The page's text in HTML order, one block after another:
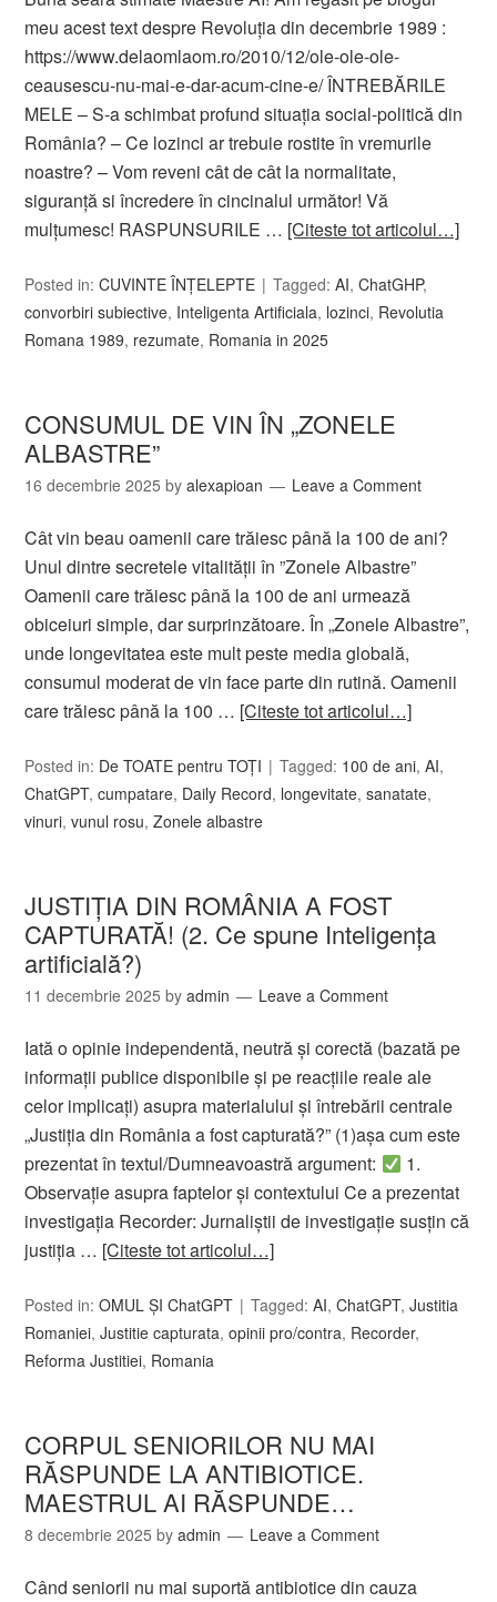
meu acest text despre Revoluția din decembrie 1989 :
https://www.delaomlaom.ro/2010/12/ole-ole-ole-
ceausescu-nu-mai-e-dar-acum-cine-e/ ÎNTREBĂRILE
MELE – S-a schimbat profund situația social-politică din
România? – Ce lozinci ar trebuie rostite în vremurile
noastre? – Vom reveni cât de cât la normalitate,
siguranță si încredere în cincinalul următor! Vă
mulțumesc! RASPUNSURILE … [Citeste tot articolul…]
Posted in:CUVINTE ÎNȚELEPTE Tagged:AI,ChatGHP,
convorbiri subiective, Inteligenta Artificiala, lozinci, Revolutia
Romana 1989, rezumate, Romania in 2025
CONSUMUL DE VIN ÎN „ZONELE
ALBASTRE”
16 decembrie 2025 byalexapioan Leave a Comment
Cât vin beau oamenii care trăiesc până la 100 de ani?
Unul dintre secretele vitalității în ”Zonele Albastre”
Oamenii care trăiesc până la 100 de ani urmează
obiceiuri simple, dar surprinzătoare. În „Zonele Albastre”,
unde longevitatea este mult peste media globală,
consumul moderat de vin face parte din rutină. Oamenii
care trăiesc până la 100 … [Citeste tot articolul…]
Posted in: De TOATE pentru TOȚI Tagged: 100 de ani,AI,
ChatGPT,cumpatare, Daily Record, longevitate,sanatate,
vinuri,vunul rosu,Zonele albastre
JUSTIȚIA DIN ROMÂNIA A FOST
CAPTURATĂ! (2. Ce spune Inteligența
artificială?)
11 decembrie 2025 byadmin Leave a Comment
Iată o opinie independentă, neutră și corectă (bazată pe
informații publice disponibile și pe reacțiile reale ale
celor implicați) asupra materialului și întrebării centrale
„Justiția din România a fost capturată?” (1)așa cum este
prezentat în textul/Dumneavoastră argument:
1.
Observație asupra faptelor și contextului Ce a prezentat
investigația Recorder: Jurnaliștii de investigație susțin că
justiția … [Citeste tot articolul…]
Posted in:OMUL ȘI ChatGPT Tagged:AI,ChatGPT,Justitia
Romaniei,Justitie capturata,opinii pro/contra, Recorder,
Reforma Justitiei, Romania
CORPUL SENIORILOR NU MAI
RĂSPUNDE LA ANTIBIOTICE.
MAESTRUL AI RĂSPUNDE…
8 decembrie 2025 byadmin Leave a Comment
Când seniorii nu mai suportă antibiotice din cauza